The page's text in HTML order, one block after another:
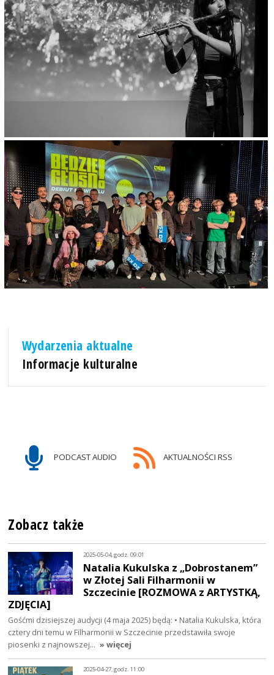
Wydarzenia aktualne
Informacje kulturalne
PODCAST AUDIO AKTUALNOŚCI RSS
Zobacz także
2025-05-04, godz. 09:01
Natalia Kukulska z „Dobrostanem”
w Złotej Sali Filharmonii w
Szczecinie [ROZMOWA z ARTYSTKĄ,
ZDJĘCIA]
Gośćmi dzisiejszej audycji (4 maja 2025) będą: • Natalia Kukulska, która
cztery dni temu w Filharmonii w Szczecinie przedstawiła swoje
piosenki z najnowszej… » więcej
2025-04-27, godz. 11:00